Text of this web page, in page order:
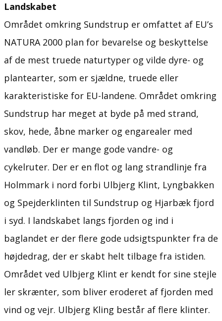
Landskabet
Området omkring Sundstrup er omfattet af EU’s
NATURA 2000 plan for bevarelse og beskyttelse
af de mest truede naturtyper og vilde dyre- og
plantearter, som er sjældne, truede eller
karakteristiske for EU-landene. Området omkring
Sundstrup har meget at byde på med strand,
skov, hede, åbne marker og engarealer med
vandløb. Der er mange gode vandre- og
cykelruter. Der er en flot og lang strandlinje fra
Holmmark i nord forbi Ulbjerg Klint, Lyngbakken
og Spejderklinten til Sundstrup og Hjarbæk fjord
i syd. I landskabet langs fjorden og ind i
baglandet er der flere gode udsigtspunkter fra de
højdedrag, der er skabt helt tilbage fra istiden.
Området ved Ulbjerg Klint er kendt for sine stejle
ler skrænter, som bliver eroderet af fjorden med
vind og vejr. Ulbjerg Kling består af flere klinter.